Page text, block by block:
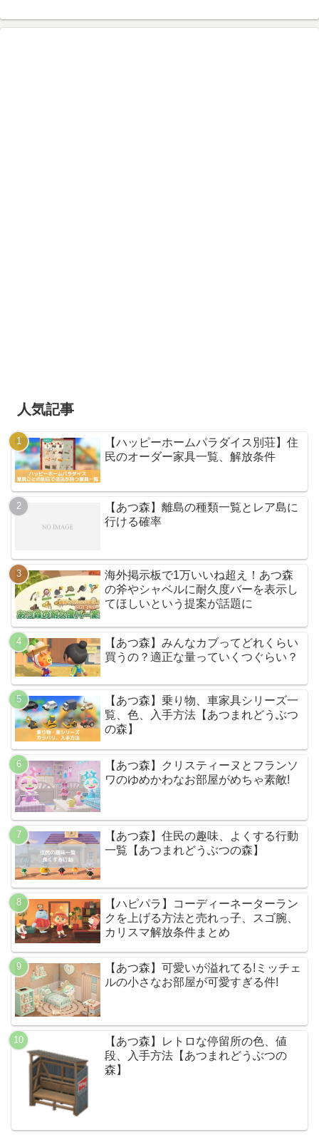
人気記事
【ハッピーホームパラダイス別荘】住
民のオーダー家具一覧、解放条件
【あつ森】離島の種類一覧とレア島に
行ける確率
海外掲示板で1万いいね超え！あつ森
の斧やシャベルに耐久度バーを表示し
てほしいという提案が話題に
【あつ森】みんなカブってどれくらい
買うの？適正な量っていくつぐらい？
【あつ森】乗り物、車家具シリーズ一
覧、色、入手方法【あつまれどうぶつ
の森】
【あつ森】クリスティーヌとフランソ
ワのゆめかわなお部屋がめちゃ素敵!
【あつ森】住民の趣味、よくする行動
一覧【あつまれどうぶつの森】
【ハピパラ】コーディーネーターラン
クを上げる方法と売れっ子、スゴ腕、
カリスマ解放条件まとめ
【あつ森】可愛いが溢れてる!ミッチェ
ルの小さなお部屋が可愛すぎる件!
【あつ森】レトロな停留所の色、値
段、入手方法【あつまれどうぶつの
森】